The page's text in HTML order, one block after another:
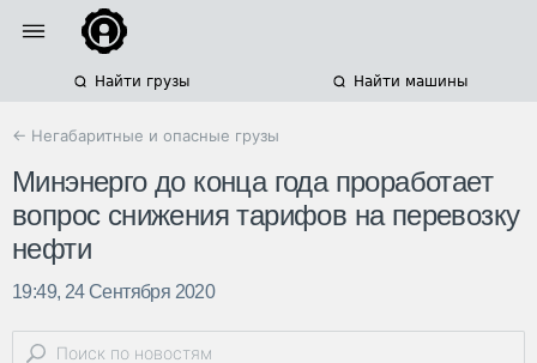
Найти грузы Найти машины
← Негабаритные и опасные грузы
Минэнерго до конца года проработает
вопрос снижения тарифов на перевозку
нефти
19:49, 24 Сентября 2020